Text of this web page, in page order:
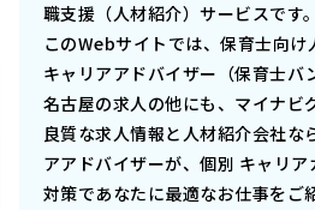
職支援（人材紹介）サービスです。
このWebサイトでは、保育士向け
キャリアアドバイザー（保育士バ
名古屋の求人の他にも、マイナビ
良質な求人情報と人材紹介会社な
アアドバイザーが、個別 キャリ
対策であなたに最適なお仕事をご